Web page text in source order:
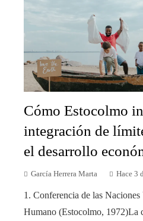
Cómo Estocolmo
integración de
el desarrollo
García Herrera Marta Hace 3
1. Conferencia de las
Humano (Estocolmo, 1972)La